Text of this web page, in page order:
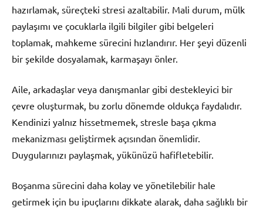
hazırlamak, süreçteki stresi azaltabilir. Mali durum, mülk
paylaşımı ve çocuklarla ilgili bilgiler gibi belgeleri
toplamak, mahkeme sürecini hızlandırır. Her şeyi düzenli
bir şekilde dosyalamak, karmaşayı önler.
Aile, arkadaşlar veya danışmanlar gibi destekleyici bir
çevre oluşturmak, bu zorlu dönemde oldukça faydalıdır.
Kendinizi yalnız hissetmemek, stresle başa çıkma
mekanizması geliştirmek açısından önemlidir.
Duygularınızı paylaşmak, yükünüzü hafifletebilir.
Boşanma sürecini daha kolay ve yönetilebilir hale
getirmek için bu ipuçlarını dikkate alarak, daha sağlıklı bir